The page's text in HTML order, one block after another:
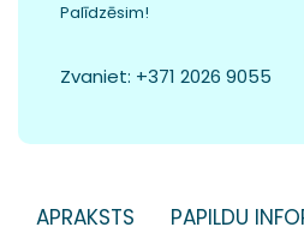
Palīdzēsim!
Zvaniet: +371 2026 9055
APRAKSTS PAPILDU